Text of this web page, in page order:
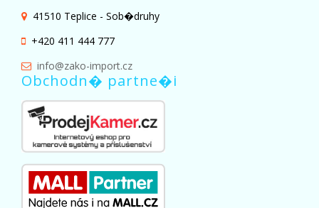
41510 Teplice - Sob�druhy
+420 411 444 777
info@zako-import.cz
Obchodn� partne�i